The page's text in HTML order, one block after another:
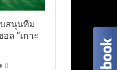
สนุนทีม
ล “เกาะ
0